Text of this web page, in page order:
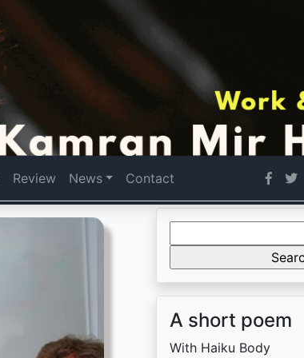
Review News Contact
for:
A short poem
With Haiku Body